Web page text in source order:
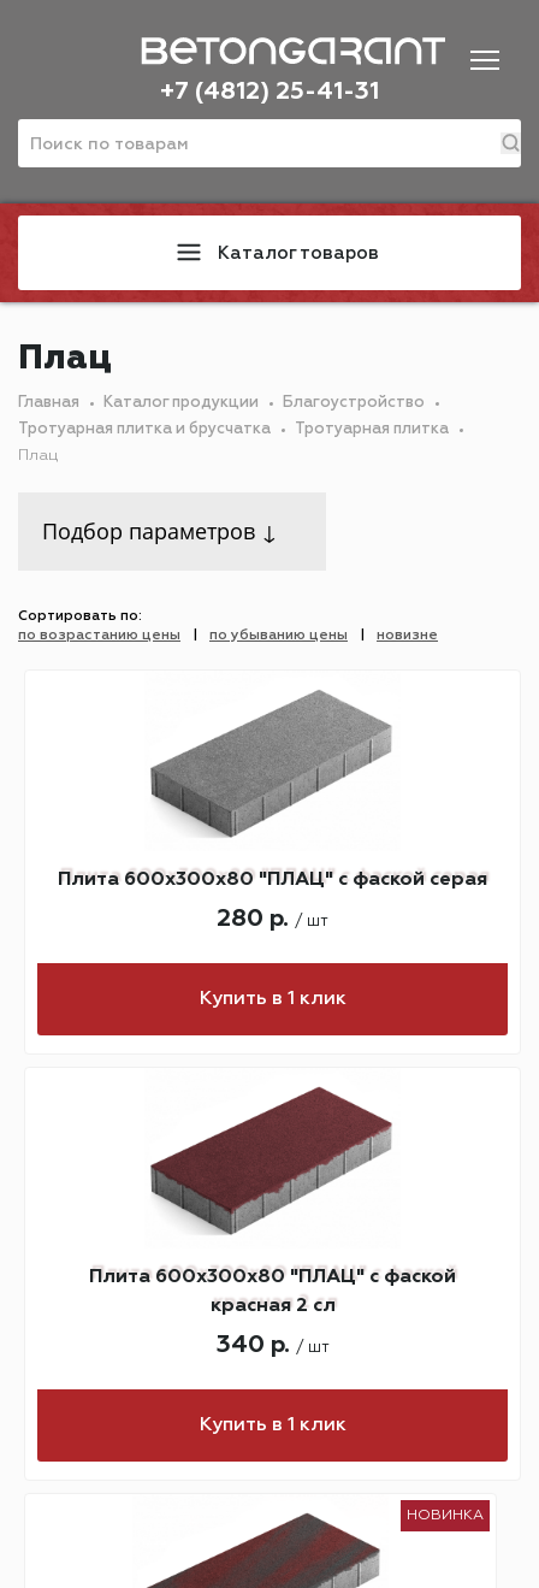
+7 (4812) 25-41-31
Каталог товаров
Плац
Главная Каталог продукции
Благоустройство
Тротуарная плитка и брусчатка
Тротуарная плитка
Плац
Подбор параметров
Сортировать по:
по возрастанию цены
по убыванию цены новизне
Плита 600х300х80 "ПЛАЦ" с фаской серая
280 р. / шт
Купить в 1 клик
Плита 600х300х80 "ПЛАЦ" с фаской
красная 2 сл
340 р. / шт
Купить в 1 клик
НОВИНКА